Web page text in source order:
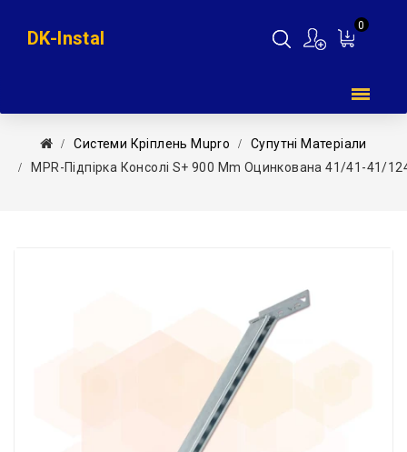
0
DK-Instal
Системи Кріплень Mupro
Супутні Матеріали
MPR-Підпірка Консолі S+ 900 Mm Оцинкована 41/41-41/